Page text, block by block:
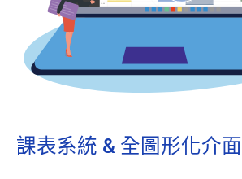
課表系統 & 全圖形化介面